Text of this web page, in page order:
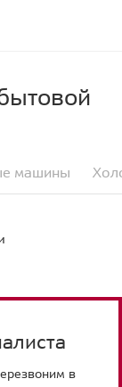
машины
в